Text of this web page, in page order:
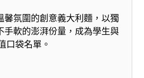
馨氛圍的創意義大利麵，以獨
手軟的澎湃份量，成為學生與
口袋名單。